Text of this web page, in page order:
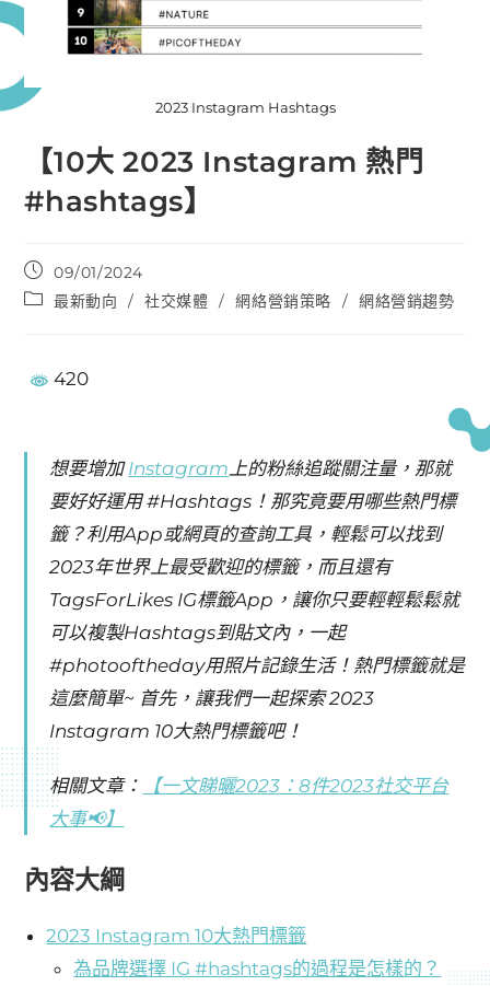
2023 Instagram Hashtags
【10大 2023 Instagram 熱門
#hashtags】
09/01/2024
最新動向
/ 社交媒體 / 網絡營銷策略 / 網絡營銷趨勢
420
想要增加Instagram 上的粉絲追蹤關注量，那就
要好好運用 #Hashtags！那究竟要用哪些熱門標
籤？利用App或網頁的查詢工具，輕鬆可以找到
2023年世界上最受歡迎的標籤，而且還有
TagsForLikes IG標籤App，讓你只要輕輕鬆鬆就
可以複製Hashtags到貼文內，一起
#photooftheday用照片記錄生活！熱門標籤就是
這麼簡單~ 首先，讓我們一起探索 2023
Instagram 10大熱門標籤吧！
相關文章：
【一文睇曬2023：8件2023社交平台
大事📢】
內容大綱
2023 Instagram 10大熱門標籤
為品牌選擇 IG #hashtags的過程是怎樣的？